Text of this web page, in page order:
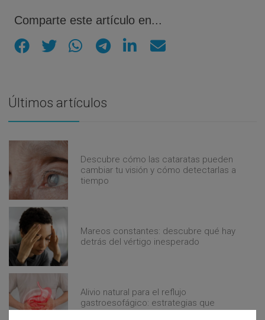
Comparte este artículo en...
Últimos artículos
Descubre cómo las cataratas pueden
cambiar tu visión y cómo detectarlas a
tiempo
Mareos constantes: descubre qué hay
detrás del vértigo inesperado
Alivio natural para el reflujo
gastroesofágico: estrategias que
realmente funcionan